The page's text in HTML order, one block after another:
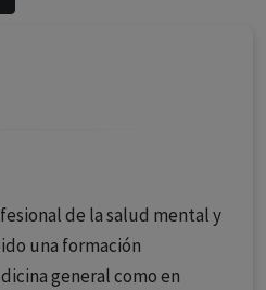
y decidir, en cada
más adecuado a las
de la salud mental y
una formación
general como en